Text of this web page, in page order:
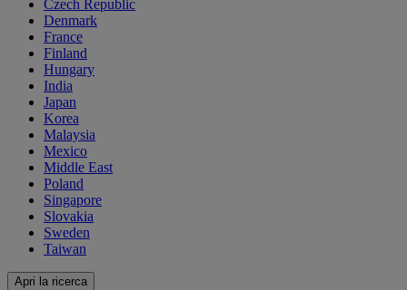
Czech Republic
Denmark
France
Finland
Hungary
India
Japan
Korea
Malaysia
Mexico
Middle East
Poland
Singapore
Slovakia
Sweden
Taiwan
Apri la ricerca